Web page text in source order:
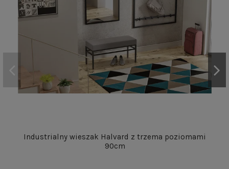
Industrialny wieszak Halvard z trzema poziomami
90cm